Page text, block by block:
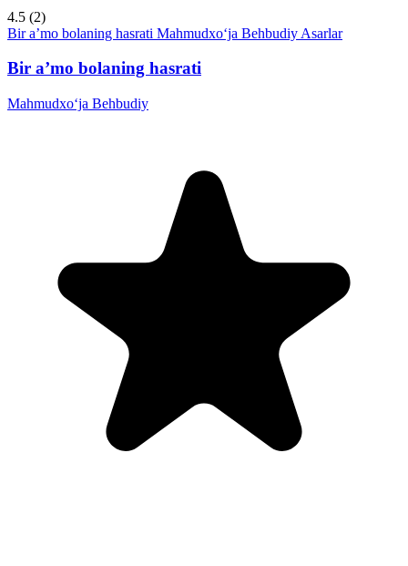
4.5 (2)
Bir a’mo bolaning hasrati Mahmudxo‘ja Behbudiy Asarlar
Bir a’mo bolaning hasrati
Mahmudxo‘ja Behbudiy